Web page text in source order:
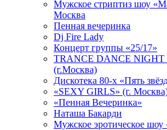
Мужское стриптиз шоу
Москва
Пенная вечеринка
Dj Fire Lady
Концерт группы «25/17»
TRANCE DANCE
(г.Москва)
Дискотека 80-х «Пять
«SEXY GIRLS» (г.
«Пенная Вечеринка»
Hаташа Бакарди
Мужское эротическое